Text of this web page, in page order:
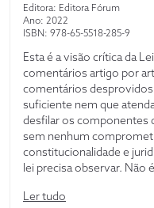
Editora: Editora Fórum
Ano: 2022
ISBN: 978-65-5518-285-9
Esta é a visão crítica da
comentários artigo por
comentários desprovidos
suficiente nem que
desfilar os componentes
sem nenhum
constitucionalidade e
lei precisa observar. Não
ordenamento que passa
Ler tudo